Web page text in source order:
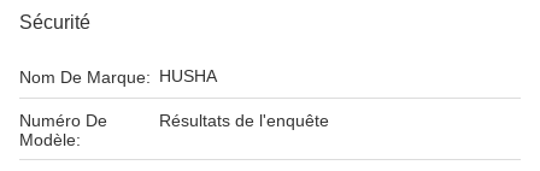
Sécurité
Nom De Marque: HUSHA
Numéro De
Modèle:
Résultats de l'enquête